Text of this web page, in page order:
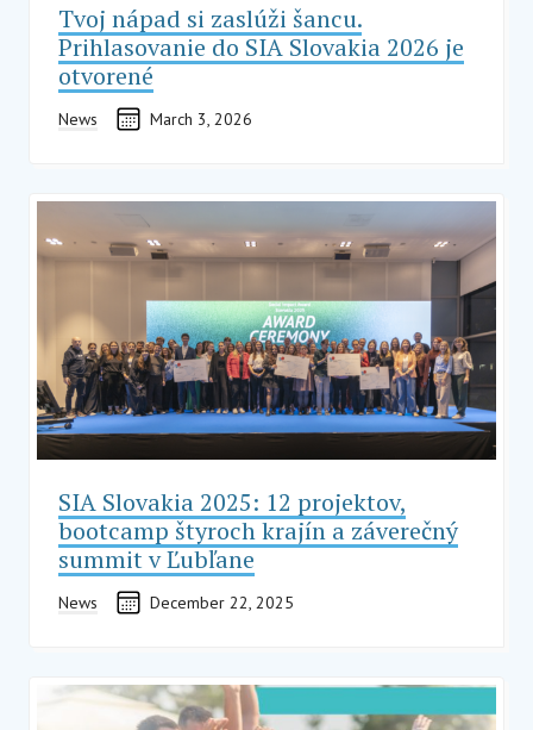
Tvoj nápad si zaslúži šancu.
Prihlasovanie do SIA Slovakia 2026 je
otvorené
News March 3, 2026
SIA Slovakia 2025: 12 projektov,
bootcamp štyroch krajín a záverečný
summit v Ľubľane
News December 22, 2025